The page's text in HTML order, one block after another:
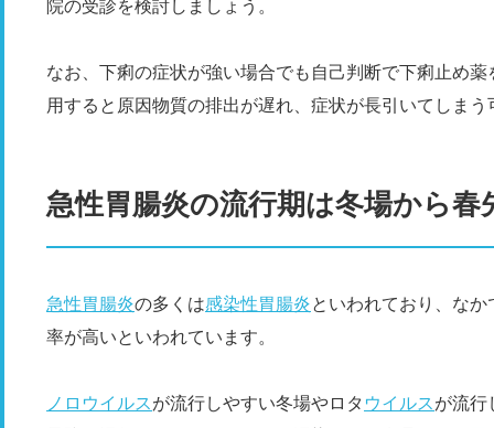
院の受診を検討しましょう。
なお、下痢の症状が強い場合でも自己判断で下痢止め
用すると原因物質の排出が遅れ、症状が長引いてしま
急性胃腸炎の流行期は冬場から春
急性胃腸炎の多くは感染性胃腸炎といわれており、なか
率が高いといわれています。
ノロウイルスが流行しやすい冬場やロタ ウイルスが流行